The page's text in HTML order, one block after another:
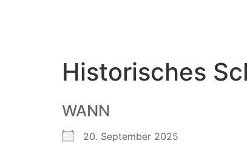
Historisches
WANN
20. September 2025